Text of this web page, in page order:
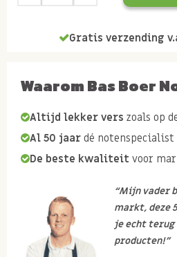
Gratis verzending
Waarom Bas Boer
Altijd lekker vers zoals op
Al 50 jaar dé notenspecialist
De beste kwaliteit voor
“Mijn vader
markt, deze
je echt
producten!”